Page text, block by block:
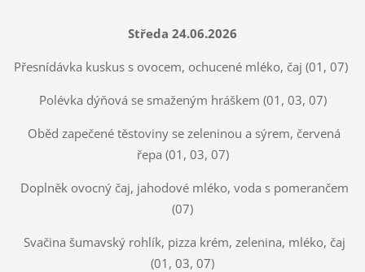
Středa 24.06.2026
Přesnídávka kuskus s ovocem, ochucené mléko, čaj (01, 07)
Polévka dýňová se smaženým hráškem (01, 03, 07)
Oběd zapečené těstoviny se zeleninou a sýrem, červená
řepa (01, 03, 07)
Doplněk ovocný čaj, jahodové mléko, voda s pomerančem
(07)
Svačina šumavský rohlík, pizza krém, zelenina, mléko, čaj
(01, 03, 07)